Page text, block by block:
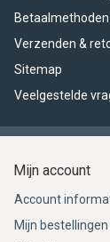
Betaalmethoden
Verzenden &
Sitemap
Veelgestelde
Mijn account
Account
Mijn bestellingen